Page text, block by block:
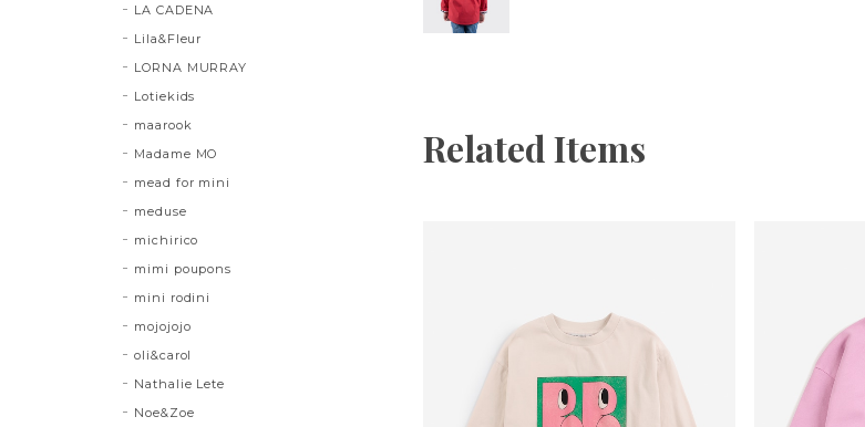
Related Items
LA CADENA
Lila&Fleur
LORNA MURRAY
Lotiekids
maarook
Madame MO
mead for mini
meduse
michirico
mimi poupons
mini rodini
mojojojo
oli&carol
Nathalie Lete
Noe&Zoe